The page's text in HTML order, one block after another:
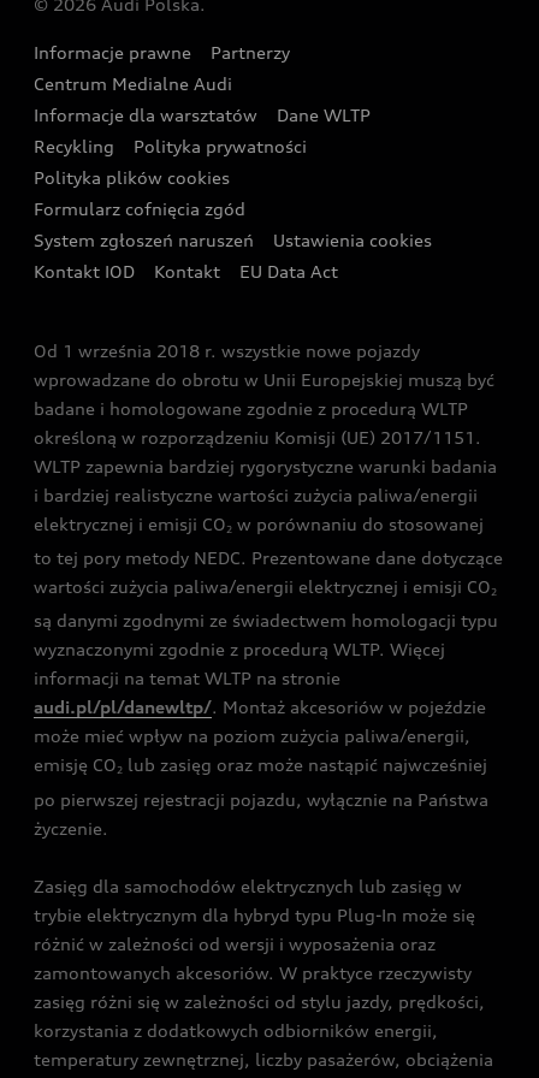
Wyszukaj najbliższego Partnera Audi
Oferta dla przedsiębiorców
Oferta dla klientów prywatnych
Kalkulator rat
Ubezpieczenie
Audi exclusive
Zasięg
Gwarancja
Akcje serwisowe Audi
Katalog online akcesoriów
Audi i Muzeum Sztuki Nowoczesnej w Warszawie
Audi driving experience
Audi quattro Cup
Audi i Puchar Świata w Skokach Narciarskich w
Zakopanem
© 2026 Audi Polska.
Informacje prawne
Partnerzy
Centrum Medialne Audi
Informacje dla warsztatów
Dane WLTP
Recykling
Polityka prywatności
Polityka plików cookies
Formularz cofnięcia zgód
System zgłoszeń naruszeń
Ustawienia cookies
Kontakt IOD
Kontakt EU Data Act
Od 1 września 2018 r. wszystkie nowe pojazdy
wprowadzane do obrotu w Unii Europejskiej muszą być
badane i homologowane zgodnie z procedurą WLTP
określoną w rozporządzeniu Komisji (UE) 2017/1151.
WLTP zapewnia bardziej rygorystyczne warunki badania
i bardziej realistyczne wartości zużycia paliwa/energii
elektrycznej i emisji CO2 w porównaniu do stosowanej
to tej pory metody NEDC. Prezentowane dane dotyczące
wartości zużycia paliwa/energii elektrycznej i emisji CO2
są danymi zgodnymi ze świadectwem homologacji typu
wyznaczonymi zgodnie z procedurą WLTP. Więcej
informacji na temat WLTP na stronie
audi.pl/pl/danewltp/. Montaż akcesoriów w pojeździe
może mieć wpływ na poziom zużycia paliwa/energii,
emisję CO2 lub zasięg oraz może nastąpić najwcześniej
po pierwszej rejestracji pojazdu, wyłącznie na Państwa
życzenie.
Zasięg dla samochodów elektrycznych lub zasięg w
trybie elektrycznym dla hybryd typu Plug-In może się
różnić w zależności od wersji i wyposażenia oraz
zamontowanych akcesoriów. W praktyce rzeczywisty
zasięg różni się w zależności od stylu jazdy, prędkości,
korzystania z dodatkowych odbiorników energii,
temperatury zewnętrznej, liczby pasażerów, obciążenia